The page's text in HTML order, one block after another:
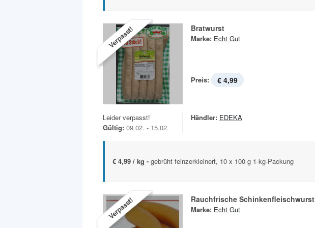
Verpasst! Bratwurst
Marke: Echt Gut
Preis: € 4,99
Leider verpasst!
Gültig: 09.02. - 15.02.
Händler: EDEKA
€ 4,99 / kg - gebrüht feinzerkleinert, 10 x 100 g 1-kg-Packung
Verpasst! Rauchfrische Schinkenfleischwurst
Marke: Echt Gut